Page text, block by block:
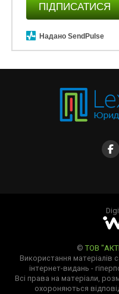
ПІДПИСАТИСЯ
Надано SendPulse
© ТОВ
Використання матеріалів
інтернет-видань -
Всі права на матеріали,
охороняються